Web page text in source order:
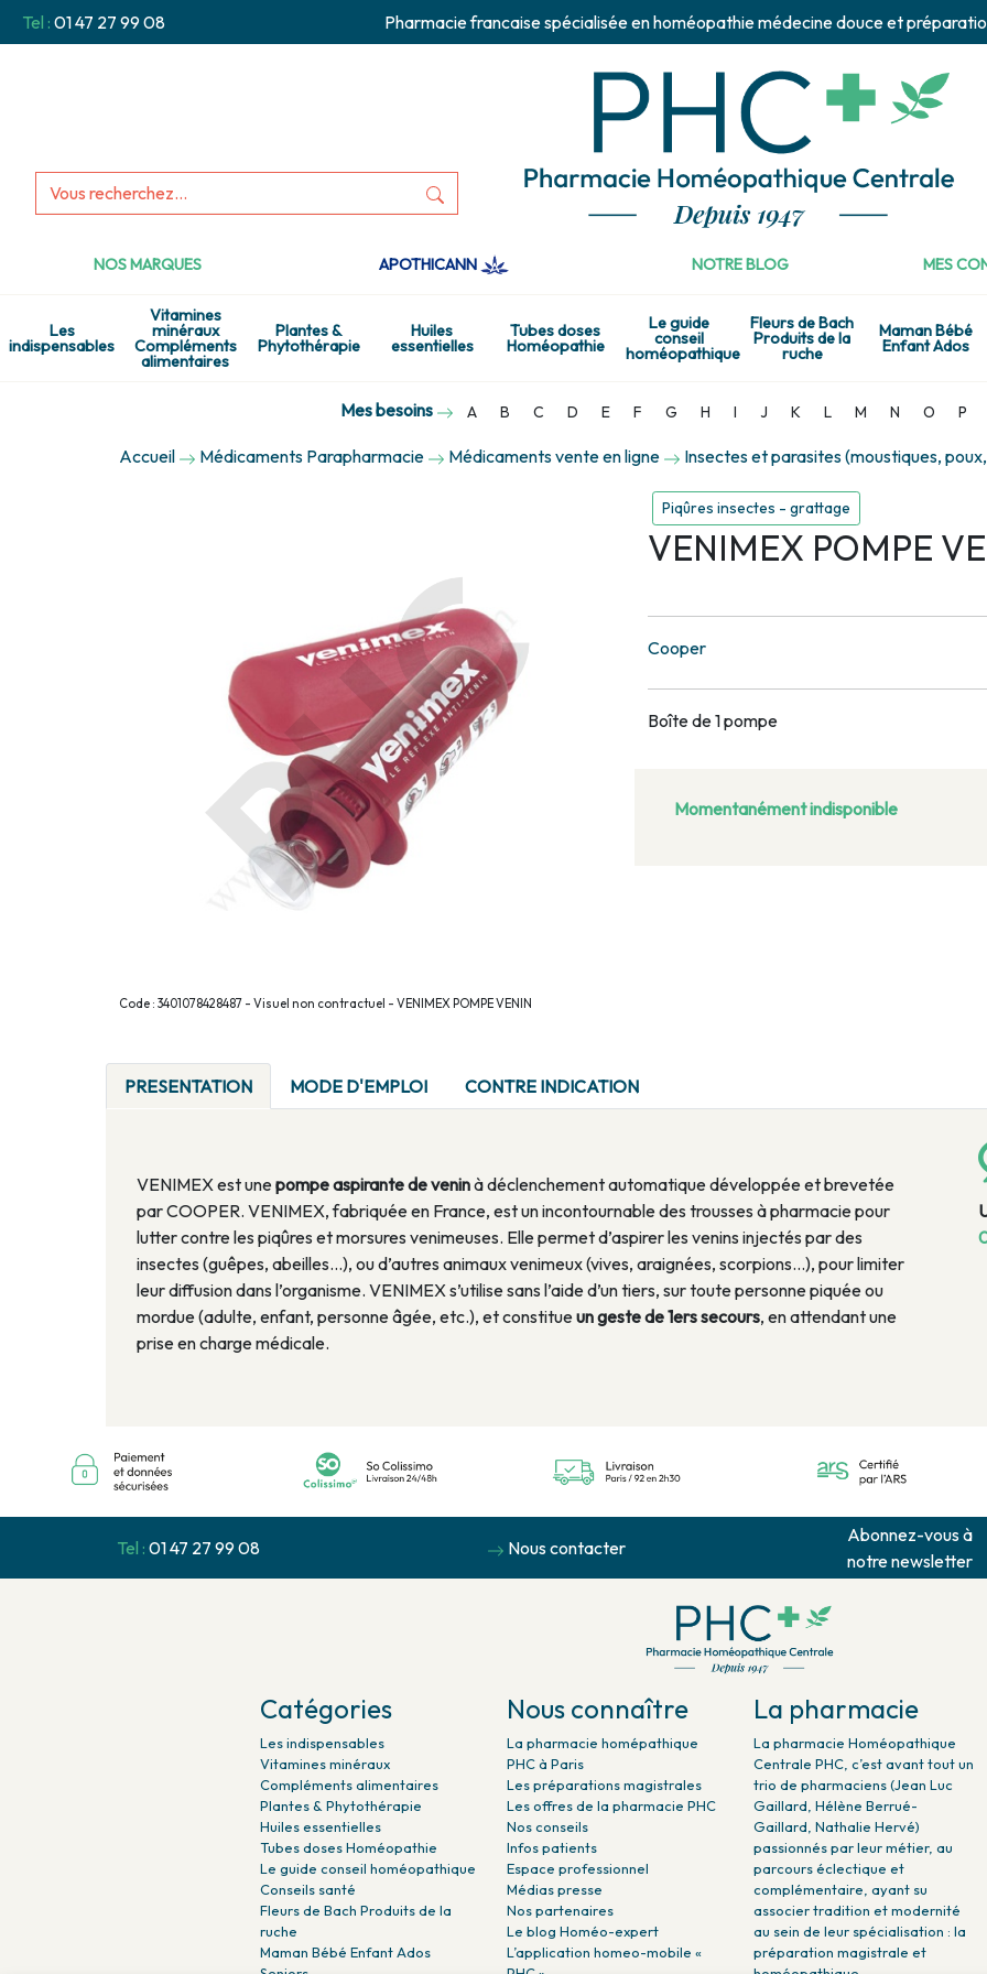
Tel : 01 47 27 99 08 Pharmacie francaise spécialisée en homéopathie médecine douce et
NOS MARQUES APOTHICANN NOTRE BLOG MES
Les
indispensables
Vitamines
minéraux
Compléments
alimentaires
Plantes &
Phytothérapie
Huiles
essentielles
Tubes doses
Homéopathie
Le guide
conseil
homéopathique
Fleurs de Bach
Produits de la
ruche
Maman Bébé
Enfant Ados
Mes besoins A B C D E F G H I J K L M N O P
Accueil Médicaments Parapharmacie Médicaments vente en ligne Insectes et parasites (moustiques,
Code : 3401078428487 - Visuel non contractuel - VENIMEX POMPE VENIN
Piqûres insectes - grattage
VENIMEX POMPE
Cooper
Boîte de 1 pompe
Momentanément indisponible
PRESENTATION MODE D'EMPLOI CONTRE INDICATION
VENIMEX est unepompe aspirante de veninà déclenchement automatique développée et brevetée
par COOPER. VENIMEX, fabriquée en France, est un incontournable des trousses à pharmacie pour
lutter contre les piqûres et morsures venimeuses. Elle permet d’aspirer les venins injectés par des
insectes (guêpes, abeilles...), ou d’autres animaux venimeux (vives, araignées, scorpions...), pour limiter
leur diffusion dans l’organisme. VENIMEX s’utilise sans l’aide d’un tiers, sur toute personne piquée ou
mordue (adulte, enfant, personne âgée, etc.), et constitueun geste de 1ers secours, en attendant une
prise en charge médicale.
Tel : 01 47 27 99 08 Nous contacter
Abonnez-vous à
notre newsletter
Catégories
Les indispensables
Vitamines minéraux
Compléments alimentaires
Plantes & Phytothérapie
Huiles essentielles
Tubes doses Homéopathie
Le guide conseil homéopathique
Conseils santé
Fleurs de Bach Produits de la
ruche
Maman Bébé Enfant Ados
Nous connaître
La pharmacie homépathique
PHC à Paris
Les préparations magistrales
Les offres de la pharmacie PHC
Nos conseils
Infos patients
Espace professionnel
Médias presse
Nos partenaires
Le blog Homéo-expert
L’application homeo-mobile «
La pharmacie
La pharmacie Homéopathique
Centrale PHC, c’est avant tout un
trio de pharmaciens (Jean Luc
Gaillard, Hélène Berrué-
Gaillard, Nathalie Hervé)
passionnés par leur métier, au
parcours éclectique et
complémentaire, ayant su
associer tradition et modernité
au sein de leur spécialisation : la
préparation magistrale et